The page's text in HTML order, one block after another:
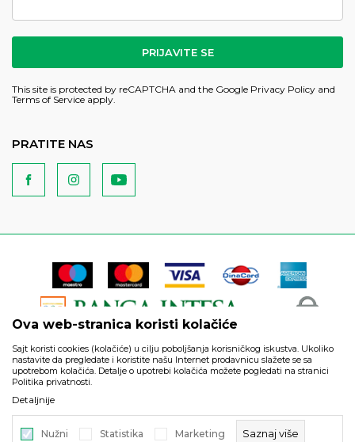
PRIJAVITE SE
This site is protected by reCAPTCHA and the Google Privacy Policy and
Terms of Service apply.
PRATITE NAS
artikli prikazani na sajtu su deo naše ponude i ne podrazumeva
da su dostupni u svakom trenutku.
Ova web-stranica koristi kolačiće
Sajt koristi cookies (kolačiće) u cilju poboljšanja korisničkog iskustva. Ukoliko
nastavite da pregledate i koristite našu Internet prodavnicu slažete se sa
upotrebom kolačića. Detalje o upotrebi kolačića možete pogledati na stranici
Politika privatnosti.
Detaljnije
Nužni Statistika Marketing Saznaj više